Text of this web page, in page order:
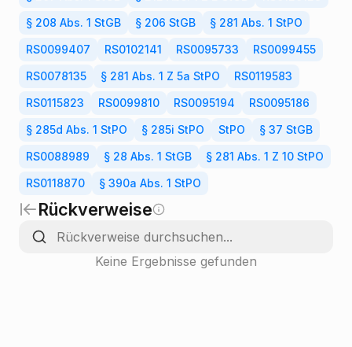
§ 208 Abs. 1 StGB § 206 StGB § 281 Abs. 1 StPO
RS0099407 RS0102141 RS0095733 RS0099455
RS0078135 § 281 Abs. 1 Z 5a StPO RS0119583
RS0115823 RS0099810 RS0095194 RS0095186
§ 285d Abs. 1 StPO § 285i StPO StPO § 37 StGB
RS0088989 § 28 Abs. 1 StGB § 281 Abs. 1 Z 10 StPO
RS0118870 § 390a Abs. 1 StPO
Rückverweise
Keine Ergebnisse gefunden